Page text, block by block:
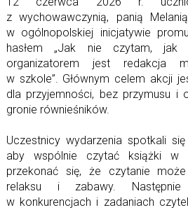
z wychowawczynią, panią
w ogólnopolskiej inicjatywie
hasłem „Jak nie czytam, jak
organizatorem jest redakcja
w szkole”. Głównym celem akcji
dla przyjemności, bez przymusu i
gronie równieśników.
Uczestnicy wydarzenia spotkali
aby wspólnie czytać książki w
przekonać się, że czytanie
relaksu i zabawy. Następnie
w konkurencjach i zadaniach